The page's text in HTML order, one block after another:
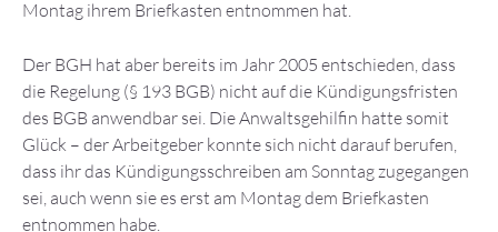
Montag ihrem Briefkasten entnommen hat.
Der BGH hat aber bereits im Jahr 2005 entschieden, dass
die Regelung (§ 193 BGB) nicht auf die Kündigungsfristen
des BGB anwendbar sei. Die Anwaltsgehilfin hatte somit
Glück – der Arbeitgeber konnte sich nicht darauf berufen,
dass ihr das Kündigungsschreiben am Sonntag zugegangen
sei, auch wenn sie es erst am Montag dem Briefkasten
entnommen habe.